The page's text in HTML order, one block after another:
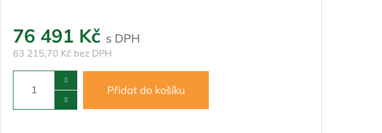
76 491 Kč
63 215,70 Kč bez DPH
Přidat do košíku